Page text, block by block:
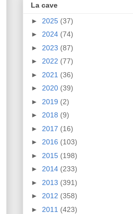
La cave
► 2025 (37)
► 2024 (74)
► 2023 (87)
► 2022 (77)
► 2021 (36)
► 2020 (39)
► 2019 (2)
► 2018 (9)
► 2017 (16)
► 2016 (103)
► 2015 (198)
► 2014 (233)
► 2013 (391)
► 2012 (358)
► 2011 (423)